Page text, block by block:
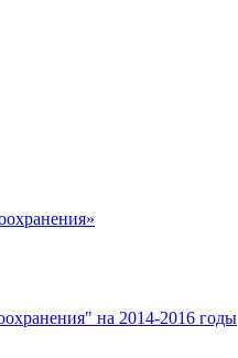
на 2014-2016 годы